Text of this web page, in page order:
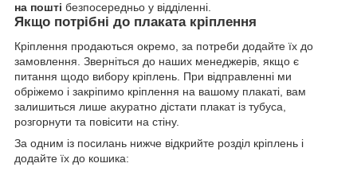
на пошті безпосередньо у відділенні.
Якщо потрібні до плаката кріплення
Кріплення продаються окремо, за потреби додайте їх до
замовлення. Зверніться до наших менеджерів, якщо є
питання щодо вибору кріплень. При відправленні ми
обріжемо і закріпимо кріплення на вашому плакаті, вам
залишиться лише акуратно дістати плакат із тубуса,
розгорнути та повісити на стіну.
За одним із посилань нижче відкрийте розділ кріплень і
додайте їх до кошика: